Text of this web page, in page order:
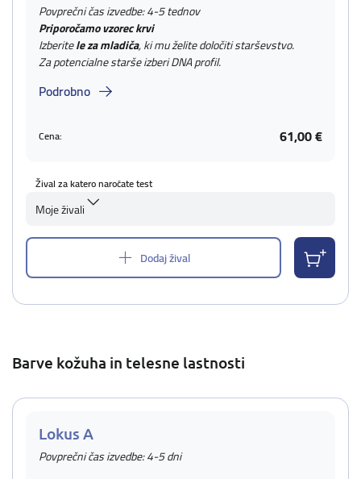
Povprečni čas izvedbe: 4-5 tednov
Priporočamo vzorec krvi
Izberitele za mladiča, ki mu želite določiti starševstvo.
Za potencialne starše izberi DNA profil.
Podrobno
Cena: 61,00 €
Žival za katero naročate test
Moje živali
Dodaj žival
Barve kožuha in telesne lastnosti
Lokus A
Povprečni čas izvedbe: 4-5 dni